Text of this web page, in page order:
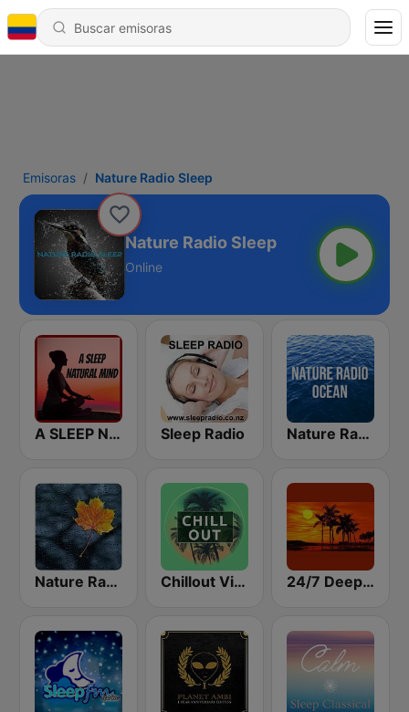
Emisoras Nature Radio Sleep
Nature Radio Sleep
Online
A SLEEP NATURAL MIND Sleep Radio Nature Radio Ocean
Nature Radio Rain Chillout Vibes 24/7 Deep Sleep Music Relaxing Music Insomnia Sleep Relaxing Music Study Sleep Meditation